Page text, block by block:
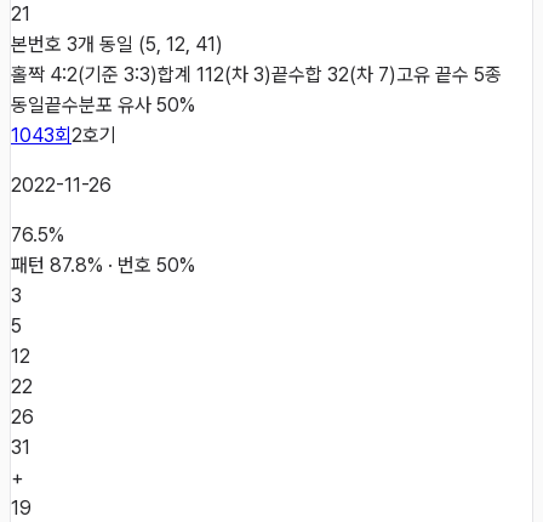
21
본번호 3개 동일 (5, 12, 41)
홀짝 4:2(기준 3:3)합계 112(차 3)끝수합 32(차 7)고유 끝수 5종
동일끝수분포 유사 50%
1043회2호기
2022-11-26
76.5%
패턴 87.8% · 번호 50%
3
5
12
22
26
31
+
19